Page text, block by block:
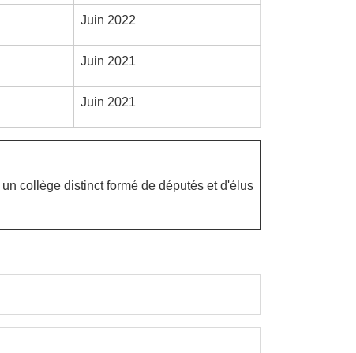
Juin 2022
Juin 2021
Juin 2021
un collège distinct formé de députés et d'élus